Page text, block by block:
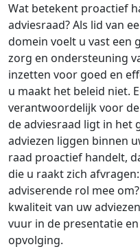
Wat betekent proactief
adviesraad? Als lid van
domein voelt u vast een
zorg en ondersteuning
inzetten voor goed en
u maakt het beleid niet.
verantwoordelijk voor
de adviesraad ligt in het
adviezen liggen binnen
raad proactief handelt,
die u raakt zich
adviserende rol mee
kwaliteit van uw
vuur in de presentatie
opvolging.